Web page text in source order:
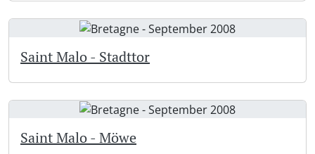
Saint Malo - Stadttor
Saint Malo - Möwe